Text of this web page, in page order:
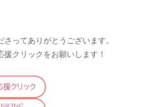
ってありがとうございます。
援クリックをお願いします！